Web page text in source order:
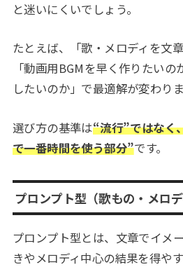
と迷いにくいでしょう。
たとえば、「歌・メロディを文
「動画用BGMを早く作りたい
したいのか」で最適解が変わりま
選び方の基準は“流行”ではなく
で一番時間を使う部分”です。
プロンプト型（歌もの・メロデ
プロンプト型とは、文章でイメ
きやメロディ中心の結果を得や